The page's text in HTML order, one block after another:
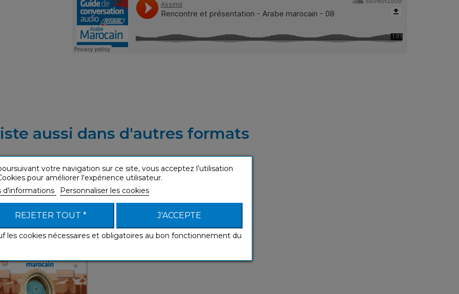
aussi dans d'autres formats
marocain (livre
numérique)
de conversation
Guides de
conversation
votre navigation sur ce site, vous acceptez l’utilisation
pour améliorer l'expérience utilisateur.
d'informations
Personnaliser les cookies
REJETER TOUT * J'ACCEPTE
les cookies nécessaires et obligatoires au bon fonctionnement du